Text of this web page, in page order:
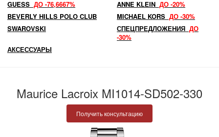
GUESS ДО -76,6667% ANNE KLEIN ДО -20%
BEVERLY HILLS POLO CLUB
MICHAEL KORS ДО -30%
SWAROVSKI
СПЕЦПРЕДЛОЖЕНИЯ ДО
-30%
АКСЕССУАРЫ
Maurice Lacroix MI1014-SD502-330
Получить консультацию